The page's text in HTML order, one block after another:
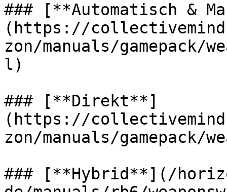
### [**Automatisch &
(https://
zon/manuals/gamepack/
l)
### [**Direkt**]
(https://
zon/manuals/gamepack/
### [**Hybrid**](/